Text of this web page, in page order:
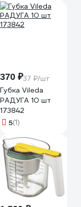
белый, кор, TWR-
4-CU2-W-2
370 ₽37 ₽/шт
Губка Vileda
РАДУГА 10 шт
173842
5(1)